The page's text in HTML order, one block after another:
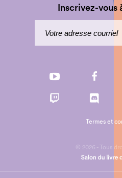
Inscrivez-
© 2026 - Tous
Termes et